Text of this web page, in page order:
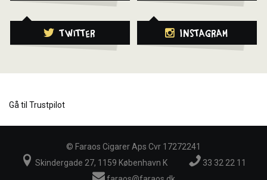
Twitter Instagram
Gå til Trustpilot
© Faraos Cigarer Aps Cvr 17272241
Skindergade 27, 1159 København K
33 32 22 11